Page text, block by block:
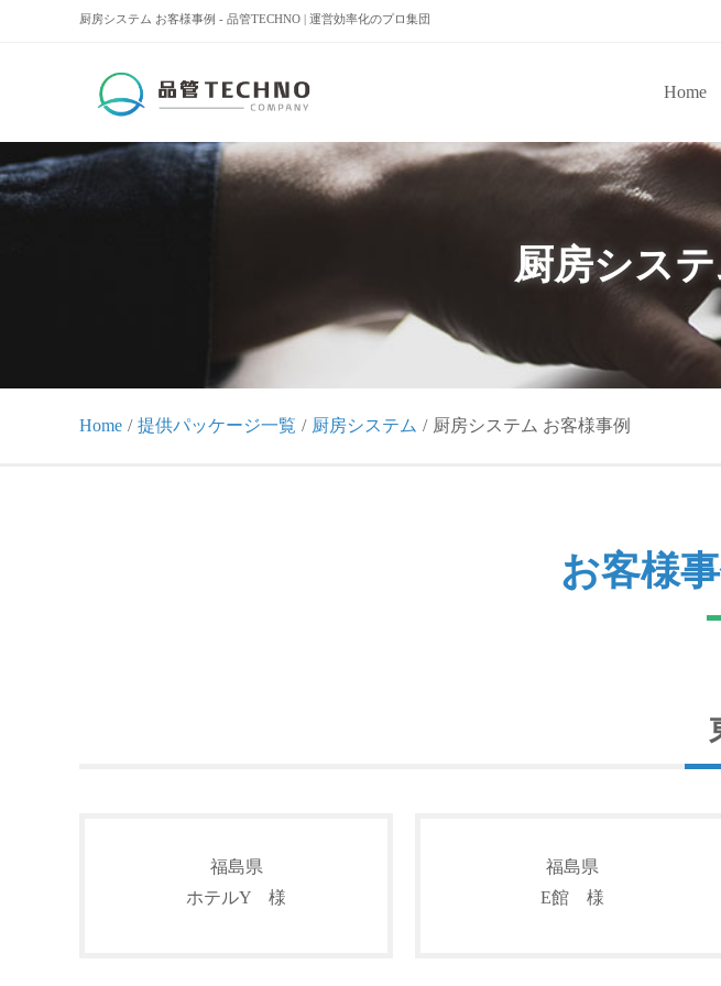
厨房システム お客様事例 - 品管TECHNO | 運営効率化のプロ集団
Home
厨房シス
Home 提供パッケージ一覧 厨房システム 厨房システム お客様事例
お客様
福島県
ホテルY 様
福島県
E館 様